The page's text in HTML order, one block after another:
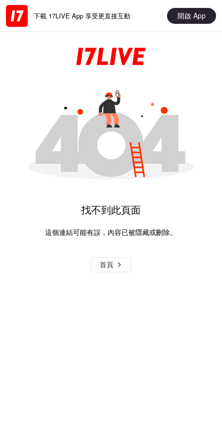
下載 17LIVE App 享受更直接互動 開啟 App
找不到此頁面
這個連結可能有誤，內容已被隱藏或刪除。
首頁